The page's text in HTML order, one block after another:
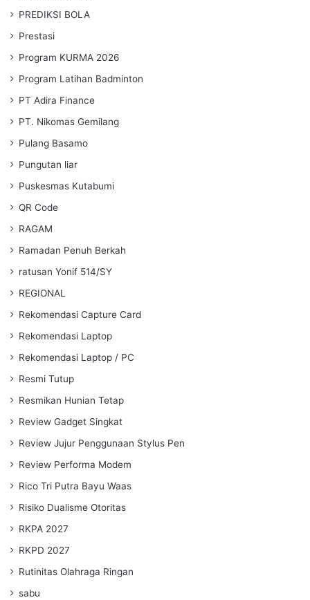
PREDIKSI BOLA
Prestasi
Program KURMA 2026
Program Latihan Badminton
PT Adira Finance
PT. Nikomas Gemilang
Pulang Basamo
Pungutan liar
Puskesmas Kutabumi
QR Code
RAGAM
Ramadan Penuh Berkah
ratusan Yonif 514/SY
REGIONAL
Rekomendasi Capture Card
Rekomendasi Laptop
Rekomendasi Laptop / PC
Resmi Tutup
Resmikan Hunian Tetap
Review Gadget Singkat
Review Jujur Penggunaan Stylus Pen
Review Performa Modem
Rico Tri Putra Bayu Waas
Risiko Dualisme Otoritas
RKPA 2027
RKPD 2027
Rutinitas Olahraga Ringan
sabu